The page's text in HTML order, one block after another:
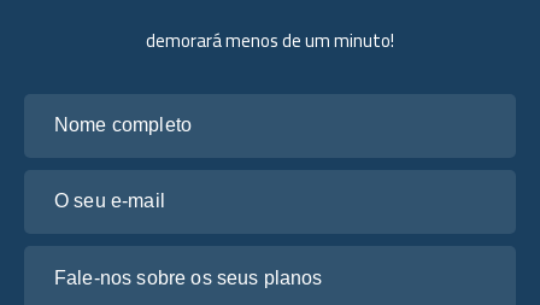
demorará menos de um minuto!